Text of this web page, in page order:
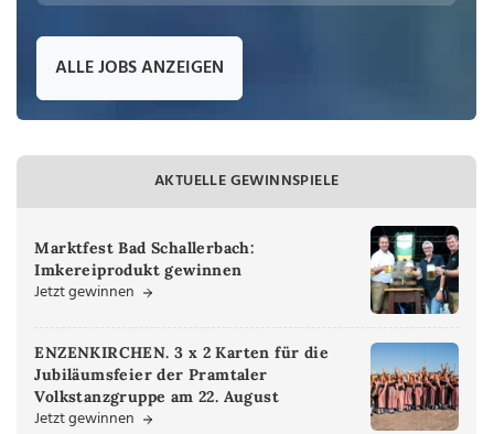
ALLE JOBS ANZEIGEN
AKTUELLE GEWINNSPIELE
Marktfest Bad Schallerbach:
Imkereiprodukt gewinnen
Jetzt gewinnen
ENZENKIRCHEN. 3 x 2 Karten für die
Jubiläumsfeier der Pramtaler
Volkstanzgruppe am 22. August
Jetzt gewinnen